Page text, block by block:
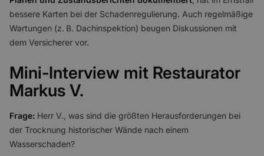
bessere Karten bei der Schadenregulierung. Auch regelmäßige
Wartungen (z. B. Dachinspektion) beugen Diskussionen mit
dem Versicherer vor.
Mini-Interview mit Restaurator
Markus V.
Frage: Herr V., was sind die größten Herausforderungen bei
der Trocknung historischer Wände nach einem
Wasserschaden?